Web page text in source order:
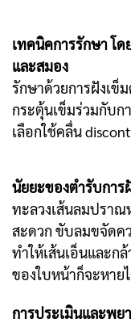
เทคนิคการรักษา โ
และสมอง
รักษาด้วยการฝังเข็
กระตุ้นเข็มร่วมกับก
เลือกใช้คลื่น
นัยยะของตำรับการ
ทะลวงเส้นลมปราณ
สะดวก ขับลมขจัดค
ทำให้เส้นเอ็นและก
ของใบหน้าก็จะหาย
การประเมินและพย